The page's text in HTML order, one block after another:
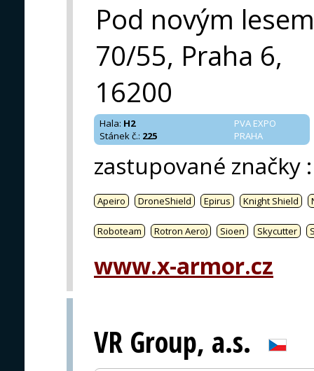
Pod novým lesem
70/55, Praha 6,
16200
PVA EXPO
PRAHA
Hala: H2
Stánek č.: 225
zastupované značky :
Apeiro DroneShield Epirus Knight Shield
Roboteam Rotron Aero) Sioen Skycutter
www.x-armor.cz
VR Group, a.s.